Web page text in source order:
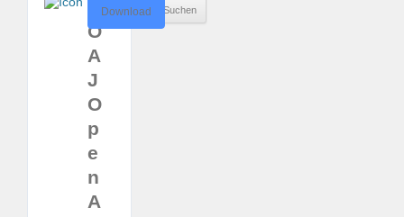
O
A
J
O
p
e
n
A
Download